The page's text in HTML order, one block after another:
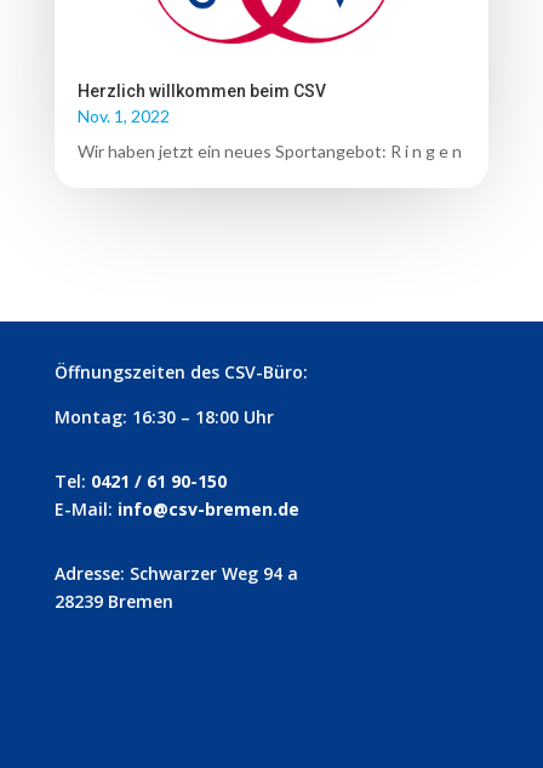
Herzlich willkommen beim CSV
Nov. 1, 2022
Wir haben jetzt ein neues Sportangebot: R i n g e n
Öffnungszeiten des CSV-Büro:
Montag: 16:30 – 18:00 Uhr
Tel: 0421 / 61 90-150
E-Mail: info@csv-bremen.de
Adresse: Schwarzer Weg 94 a
28239 Bremen